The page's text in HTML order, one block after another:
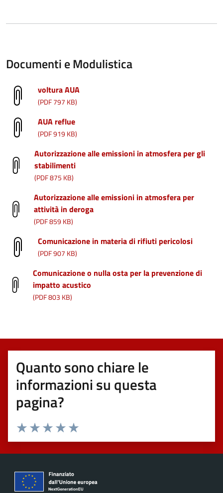
Documenti e Modulistica
voltura AUA
(PDF 797 KB)
AUA reflue
(PDF 919 KB)
Autorizzazione alle emissioni in atmosfera per gli
stabilimenti
(PDF 875 KB)
Autorizzazione alle emissioni in atmosfera per
attività in deroga
(PDF 859 KB)
Comunicazione in materia di rifiuti pericolosi
(PDF 907 KB)
Comunicazione o nulla osta per la prevenzione di
impatto acustico
(PDF 803 KB)
Quanto sono chiare le
informazioni su questa
pagina?
Valuta 5 stelle su 5
Valuta 4 stelle su 5
Valuta 3 stelle su 5
Valuta 2 stelle su 5
Valuta 1 stelle su 5